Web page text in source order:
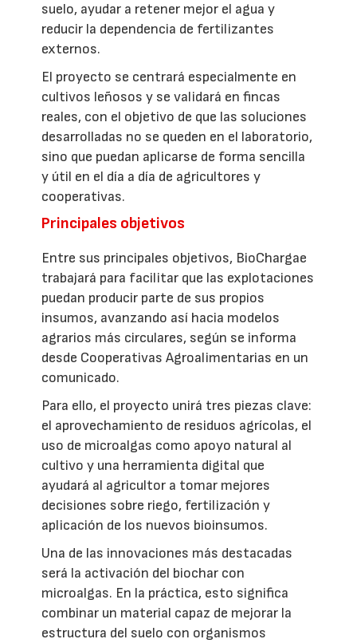
suelo, ayudar a retener mejor el agua y
reducir la dependencia de fertilizantes
externos.
El proyecto se centrará especialmente en
cultivos leñosos y se validará en fincas
reales, con el objetivo de que las soluciones
desarrolladas no se queden en el laboratorio,
sino que puedan aplicarse de forma sencilla
y útil en el día a día de agricultores y
cooperativas.
Principales objetivos
Entre sus principales objetivos, BioChargae
trabajará para facilitar que las explotaciones
puedan producir parte de sus propios
insumos, avanzando así hacia modelos
agrarios más circulares, según se informa
desde Cooperativas Agroalimentarias en un
comunicado.
Para ello, el proyecto unirá tres piezas clave:
el aprovechamiento de residuos agrícolas, el
uso de microalgas como apoyo natural al
cultivo y una herramienta digital que
ayudará al agricultor a tomar mejores
decisiones sobre riego, fertilización y
aplicación de los nuevos bioinsumos.
Una de las innovaciones más destacadas
será la activación del biochar con
microalgas. En la práctica, esto significa
combinar un material capaz de mejorar la
estructura del suelo con organismos